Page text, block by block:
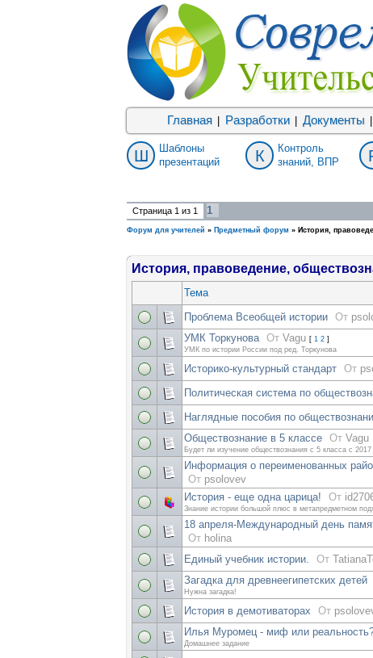
Главная Разработки Документы
Ш
Шаблоны
презентаций
К
Контроль
знаний, ВПР
Страница 1 из 1 1
Форум для учителей » Предметный форум » История,
История, правоведение,
Тема
Проблема Всеобщей истории От
УМК Торкунова От Vagu [ 1 2 ]
УМК по истории России под ред. Торкунова
Историко-культурный стандарт От
Политическая система по
Наглядные пособия по
Обществознание в 5 классе От Vagu
Будет ли изучение обществознания с 5 класса с 2017
Информация о переименованных
От psolovev
История - еще одна царица! От
Знание истории большой плюс в метапредметном
18 апреля-Международный день
От holina
Единый учебник истории. От
Загадка для древнеегипетских детей
Нужна загадка!
История в демотиваторах От
Илья Муромец - миф или
Домашнее задание